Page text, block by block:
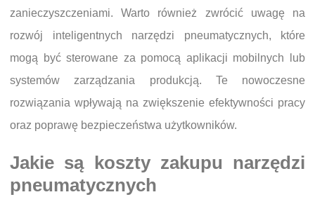
zanieczyszczeniami. Warto również zwrócić uwagę na
rozwój inteligentnych narzędzi pneumatycznych, które
mogą być sterowane za pomocą aplikacji mobilnych lub
systemów zarządzania produkcją. Te nowoczesne
rozwiązania wpływają na zwiększenie efektywności pracy
oraz poprawę bezpieczeństwa użytkowników.
Jakie są koszty zakupu narzędzi
pneumatycznych